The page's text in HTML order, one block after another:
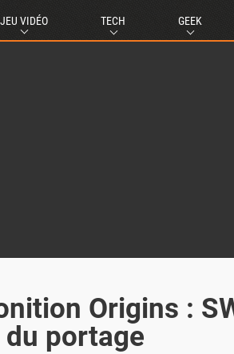
JEU VIDÉO TECH GEEK
Origins :
portage